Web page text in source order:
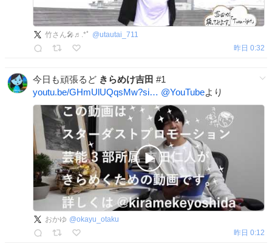
竹さん🎤♬.*ﾟ @utautai_711
昨日 0:32
今日も頑張るど きらめけ吉田 #1
youtu.be/GHmUlUQqsMw?si… @YouTubeより
おかゆ @okayu_otaku
昨日 0:12